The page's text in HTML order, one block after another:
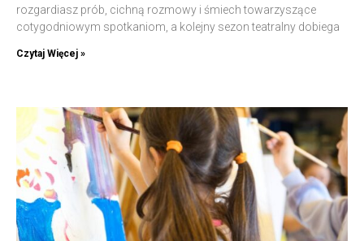
rozgardiasz prób, cichną rozmowy i śmiech towarzyszące
cotygodniowym spotkaniom, a kolejny sezon teatralny dobiega
Czytaj Więcej »